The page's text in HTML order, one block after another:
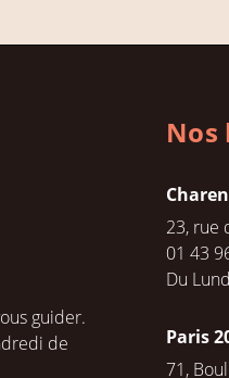
guider.
de
Nos
23, rue
01 43
Du
Paris
71,